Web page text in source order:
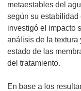
metaestables del
según su estabilidad
investigó el impacto
análisis de la textura
estado de las
del tratamiento.
En base a los